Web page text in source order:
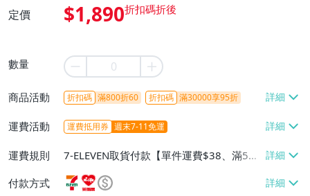
定價 $1,890
數量
商品活動 折扣碼 滿800折60 折扣碼 滿30000享95折
運費活動 運費抵用券 週末7-11免運
運費規則
7-ELEVEN取貨付款【單件運費$38、滿5件
或消費滿$1298免運費】、7-ELEVEN取貨
不付款【免運費】、萊爾富取貨付款【單件
付款方式